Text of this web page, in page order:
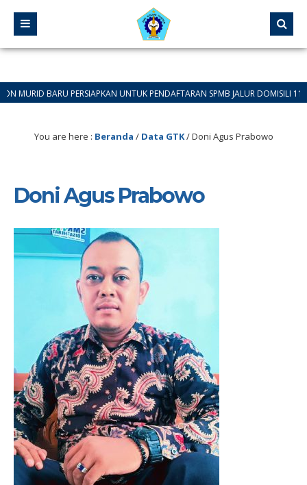
BARU PERSIAPKAN UNTUK PENDAFTARAN SPMB JALUR DOMISILI 11 JUNI
You are here : Beranda / Data GTK/Doni Agus Prabowo
Doni Agus Prabowo